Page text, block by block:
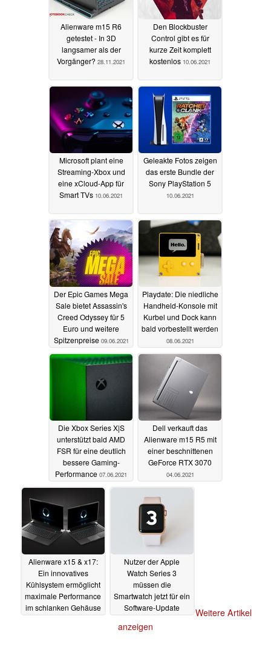
Alienware m15 R6
getestet - In 3D
langsamer als der
Vorgänger? 28.11.2021
Den Blockbuster
Control gibt es für
kurze Zeit komplett
kostenlos 10.06.2021
Microsoft plant eine
Streaming-Xbox und
eine xCloud-App für
Smart TVs 10.06.2021
Geleakte Fotos zeigen
das erste Bundle der
Sony PlayStation 5
10.06.2021
Der Epic Games Mega
Sale bietet Assassin's
Creed Odyssey für 5
Euro und weitere
Spitzenpreise 09.06.2021
Playdate: Die niedliche
Handheld-Konsole mit
Kurbel und Dock kann
bald vorbestellt werden
08.06.2021
Die Xbox Series X|S
unterstützt bald AMD
FSR für eine deutlich
bessere Gaming-
Performance 07.06.2021
Dell verkauft das
Alienware m15 R5 mit
einer beschnittenen
GeForce RTX 3070
04.06.2021
Alienware x15 & x17:
Ein innovatives
Kühlsystem ermöglicht
maximale Performance
im schlanken Gehäuse
Nutzer der Apple
Watch Series 3
müssen die
Smartwatch jetzt für ein
Software-Update
Weitere Artikel
anzeigen